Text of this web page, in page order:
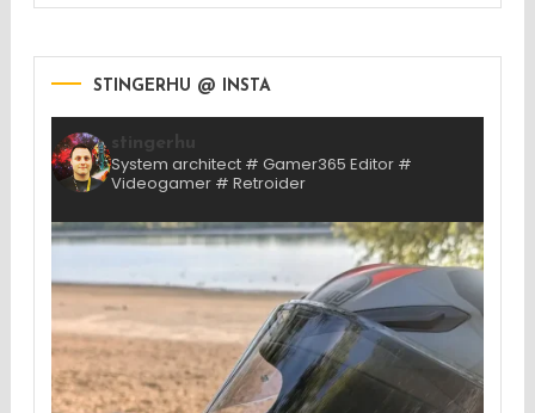
STINGERHU @ INSTA
System architect # Gamer365 Editor #
Videogamer # Retroider